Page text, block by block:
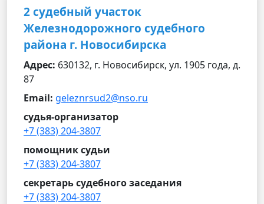
2 судебный участок
Железнодорожного судебного
района г. Новосибирска
Адрес: 630132, г. Новосибирск, ул. 1905 года, д.
87
Email: geleznrsud2@nso.ru
судья-организатор
+7 (383) 204-3807
помощник судьи
+7 (383) 204-3807
секретарь судебного заседания
+7 (383) 204-3807